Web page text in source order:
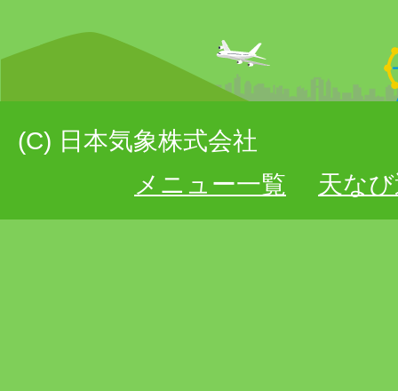
(C) 日本気象株式会社
メニュー一覧
天な